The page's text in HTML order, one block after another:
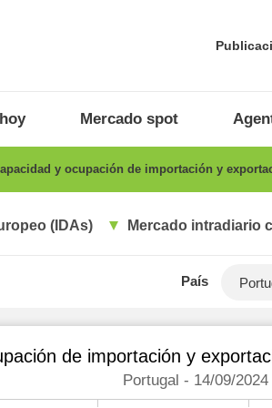
Mercado spot
y ocupación de importación y
(IDAs) Mercado intradiario
País
de importación y
Portugal - 14/09/2024